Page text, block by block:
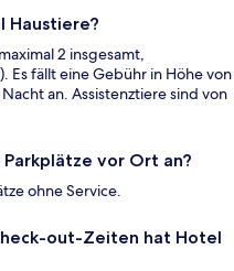
Haustiere?
2 insgesamt,
Es fällt eine Gebühr in Höhe von
an. Assistenztiere sind von
vor Ort an?
ohne Service.
out-Zeiten hat Hotel